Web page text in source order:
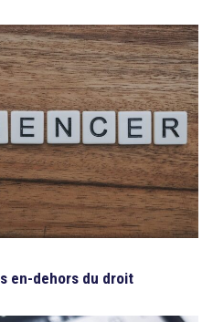
en-dehors du droit